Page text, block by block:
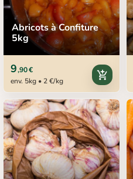
Abricots à Confiture
5kg
9,90 €
env. 5kg • 2 €/kg
add_shopping_cart